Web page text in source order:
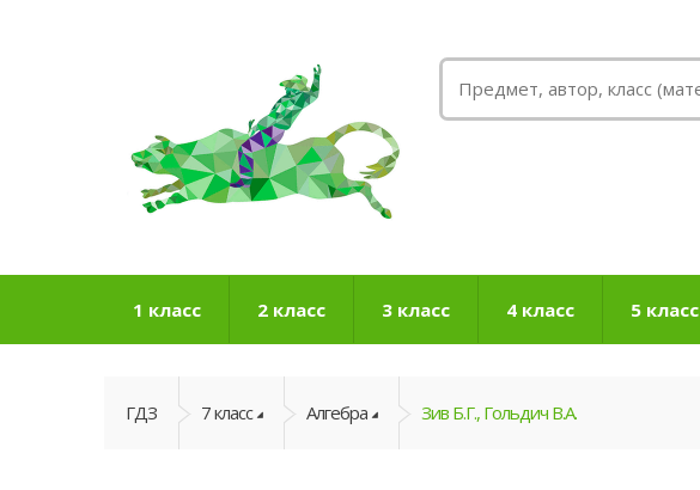
1 класс 2 класс 3 класс 4 класс 5 класс
ГДЗ 7 класс Алгебра Зив Б.Г., Гольдич В.А.